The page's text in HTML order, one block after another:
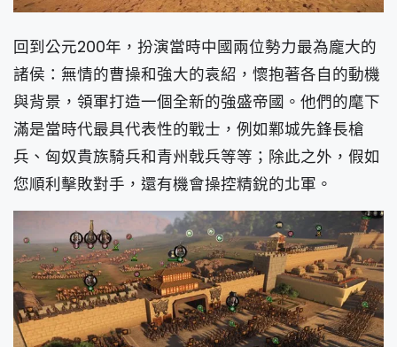
回到公元200年，扮演當時中國兩位勢力最為龐大的
諸侯：無情的曹操和強大的袁紹，懷抱著各自的動機
與背景，領軍打造一個全新的強盛帝國。他們的麾下
滿是當時代最具代表性的戰士，例如鄴城先鋒長槍
兵、匈奴貴族騎兵和青州戟兵等等；除此之外，假如
您順利擊敗對手，還有機會操控精銳的北軍。